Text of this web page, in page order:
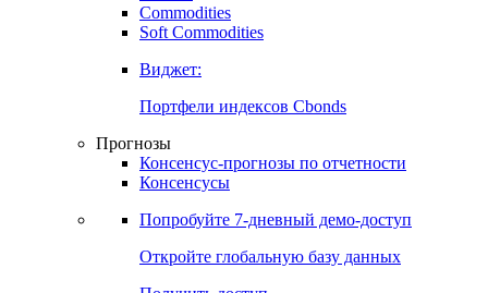
Commodities
Золото
Бензин
Soft Commodities
Виджет:
Портфели индексов Cbonds
Прогнозы
Консенсусы